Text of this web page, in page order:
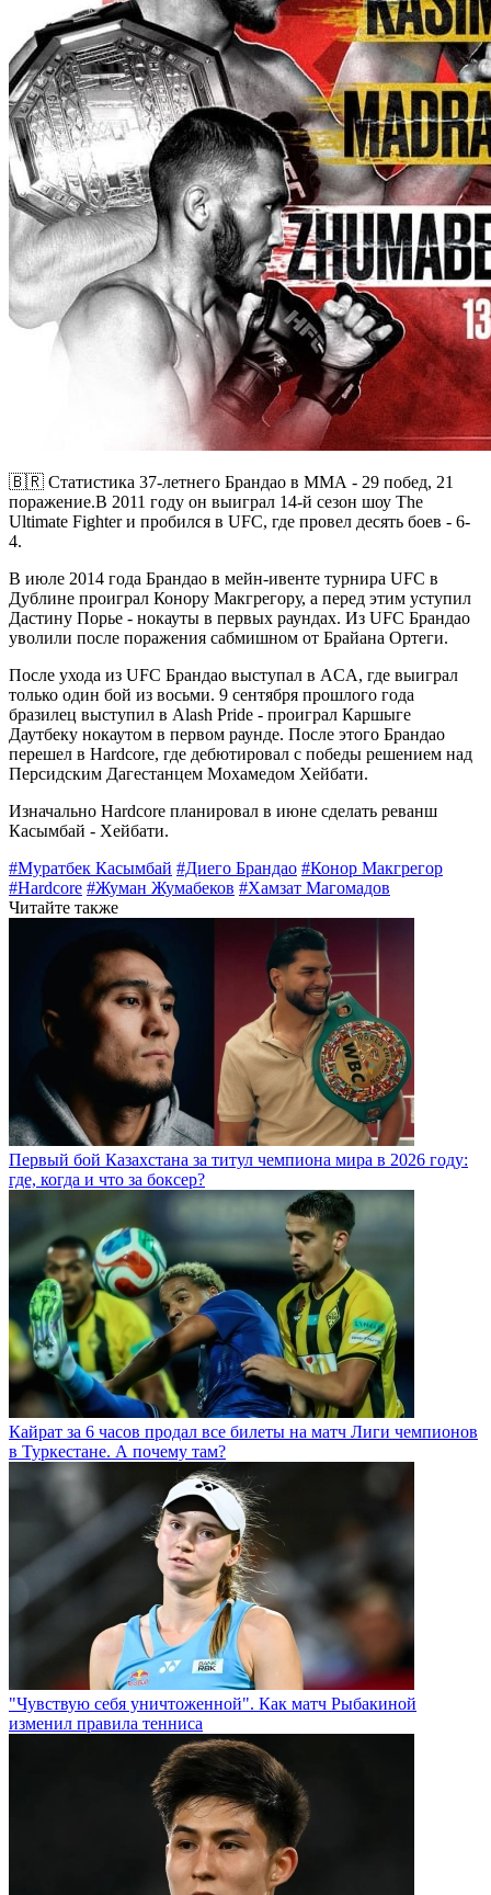
🇧🇷 Статистика 37-летнего Брандао в ММА - 29 побед, 21
поражение.В 2011 году он выиграл 14-й сезон шоу The
Ultimate Fighter и пробился в UFC, где провел десять боев - 6-
4.
В июле 2014 года Брандао в мейн-ивенте турнира UFC в
Дублине проиграл Конору Макгрегору, а перед этим уступил
Дастину Порье - нокауты в первых раундах. Из UFC Брандао
уволили после поражения сабмишном от Брайана Ортеги.
После ухода из UFC Брандао выступал в ACA, где выиграл
только один бой из восьми. 9 сентября прошлого года
бразилец выступил в Alash Pride - проиграл Каршыге
перешел в Hardcore, где дебютировал с победы решением над
Персидским Дагестанцем Мохамедом Хейбати.
Изначально Hardcore планировал в июне сделать реванш
#Муратбек Касымбай
#Диего Брандао #Конор Макгрегор
#Жуман Жумабеков
#Хамзат Магомадов
Читайте также
Первый бой Казахстана за титул чемпиона мира в 2026 году:
где, когда и что за боксер?
Кайрат за 6 часов продал все билеты на матч Лиги чемпионов
в Туркестане. А почему там?
"Чувствую себя уничтоженной". Как матч Рыбакиной
изменил правила тенниса